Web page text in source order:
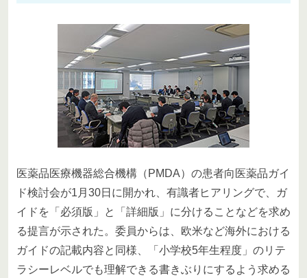
医薬品医療機器総合機構（PMDA）の患者向医薬品ガイ
ド検討会が1月30日に開かれ、有識者ヒアリングで、ガ
イドを「必須版」と「詳細版」に分けることなどを求め
る提言が示された。委員からは、欧米など海外における
ガイドの記載内容と同様、「小学校5年生程度」のリテ
ラシーレベルでも理解できる書きぶりにするよう求める